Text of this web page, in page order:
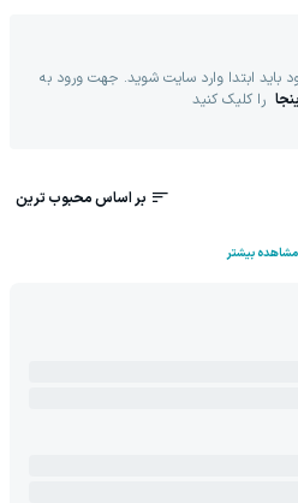
باید ابتدا وارد سایت شوید. جهت ورود به
را کلیک کنید
بر اساس محبوب ترین
مشاهده بیشتر